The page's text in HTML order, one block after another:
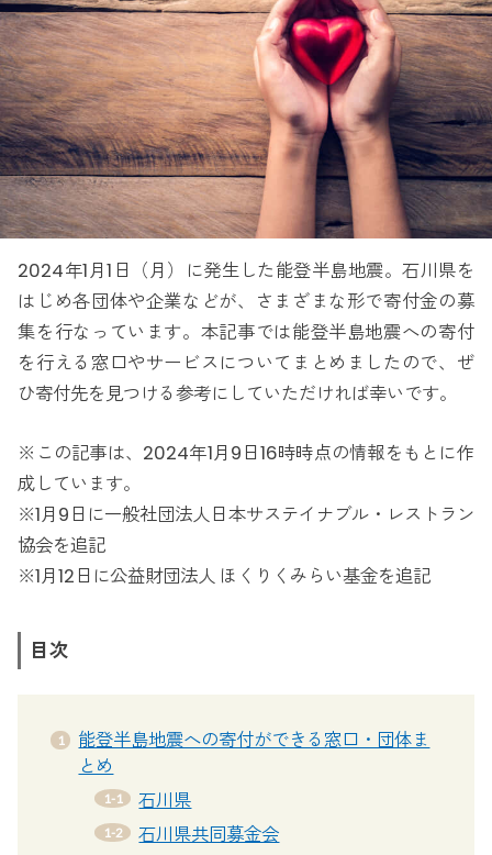
2024年1月1日（月）に発生した能登半島地震。石川県を
はじめ各団体や企業などが、さまざまな形で寄付金の募
集を行なっています。本記事では能登半島地震への寄付
を行える窓口やサービスについてまとめましたので、ぜ
ひ寄付先を見つける参考にしていただければ幸いです。
※この記事は、2024年1月9日16時時点の情報をもとに作
成しています。
※1月9日に一般社団法人日本サステイナブル・レストラン
協会を追記
※1月12日に公益財団法人 ほくりくみらい基金を追記
目次
能登半島地震への寄付ができる窓口・団体ま
とめ
石川県
石川県共同募金会